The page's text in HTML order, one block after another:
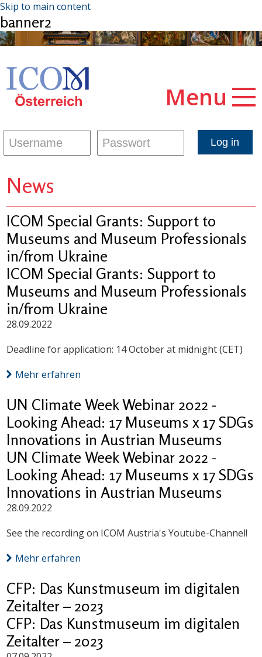
Skip to main content
banner2
Menu
News
ICOM Special Grants: Support to
Museums and Museum Professionals
in/from Ukraine
ICOM Special Grants: Support to
Museums and Museum Professionals
in/from Ukraine
28.09.2022
Deadline for application: 14 October at midnight (CET)
Mehr erfahren
UN Climate Week Webinar 2022 -
Looking Ahead: 17 Museums x 17 SDGs
Innovations in Austrian Museums
UN Climate Week Webinar 2022 -
Looking Ahead: 17 Museums x 17 SDGs
Innovations in Austrian Museums
28.09.2022
See the recording on ICOM Austria's Youtube-Channel!
Mehr erfahren
CFP: Das Kunstmuseum im digitalen
Zeitalter – 2023
CFP: Das Kunstmuseum im digitalen
Zeitalter – 2023